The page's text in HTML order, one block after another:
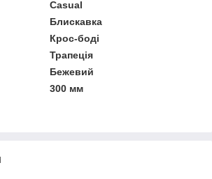
Casual
Блискавка
Крос-боді
Трапеція
Бежевий
300 мм